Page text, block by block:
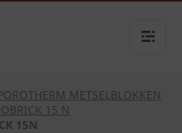
METSELBLOKKEN
15 N
15N